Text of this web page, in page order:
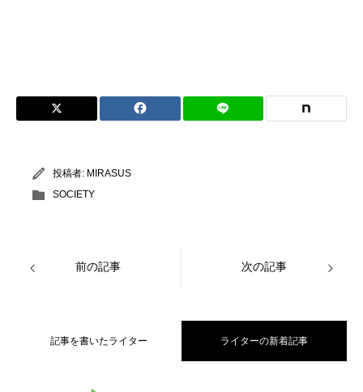
投稿者: MIRASUS
SOCIETY
前の記事 次の記事
記事を書いたライター ライターの新着記事